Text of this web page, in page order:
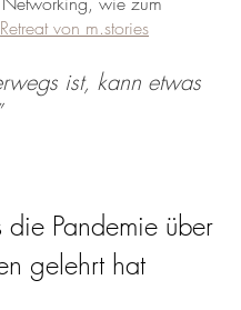
Retreat von m.stories
ist, kann etwas
Pandemie über
gelehrt hat